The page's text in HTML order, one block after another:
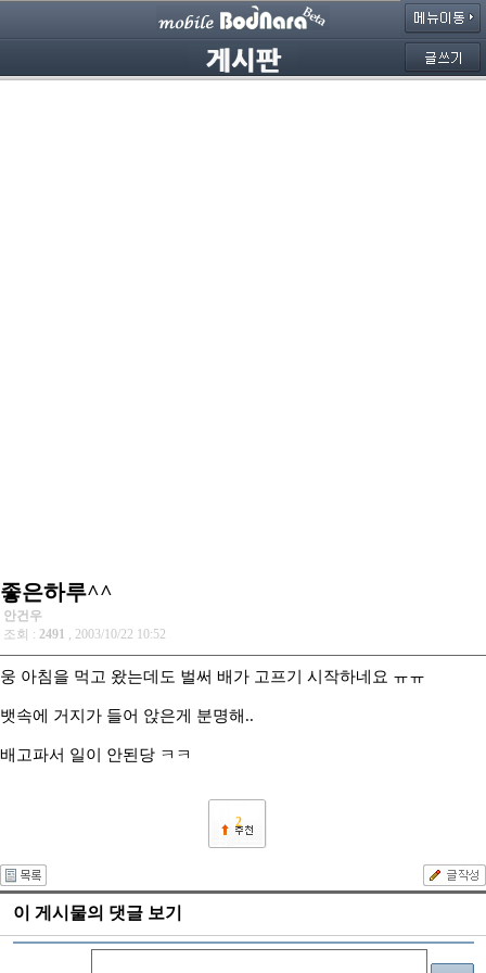
좋은하루^^
안건우
조회 : 2491 , 2003/10/22 10:52
웅 아침을 먹고 왔는데도 벌써 배가 고프기 시작하네요 ㅠㅠ
뱃속에 거지가 들어 앉은게 분명해..
배고파서 일이 안된당 ㅋㅋ
2
이 게시물의 댓글 보기